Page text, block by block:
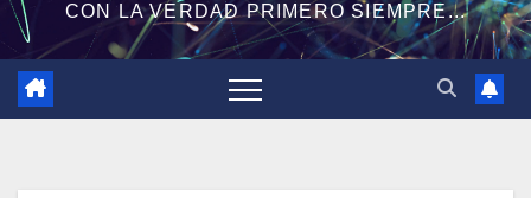
CON LA VERDAD PRIMERO SIEMPRE...